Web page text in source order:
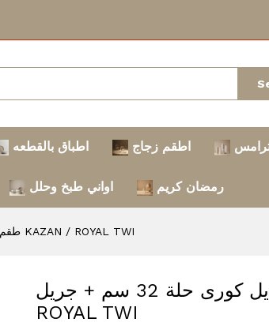
اطباق بالقطعه اطقم زجاج
اواني طبخ وحلل رمضان كريم
طقم جرانيت 9 ق موديل كورى حلة 32 سم + جريل KAZAN / ROYAL TWI
طقم جرانيت 9 ق موديل كورى حلة 32 سم + جريل KAZAN /
ROYAL TWI